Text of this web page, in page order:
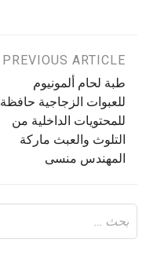
تصفّح
المقالات
PREVIOUS ARTICLE
طبة لحام ألمونيوم
للعبوات الزجاجية حافظة
للمحتويات الداخلية من
التلوث والعبث ماركة
المهندس منسى
عن: